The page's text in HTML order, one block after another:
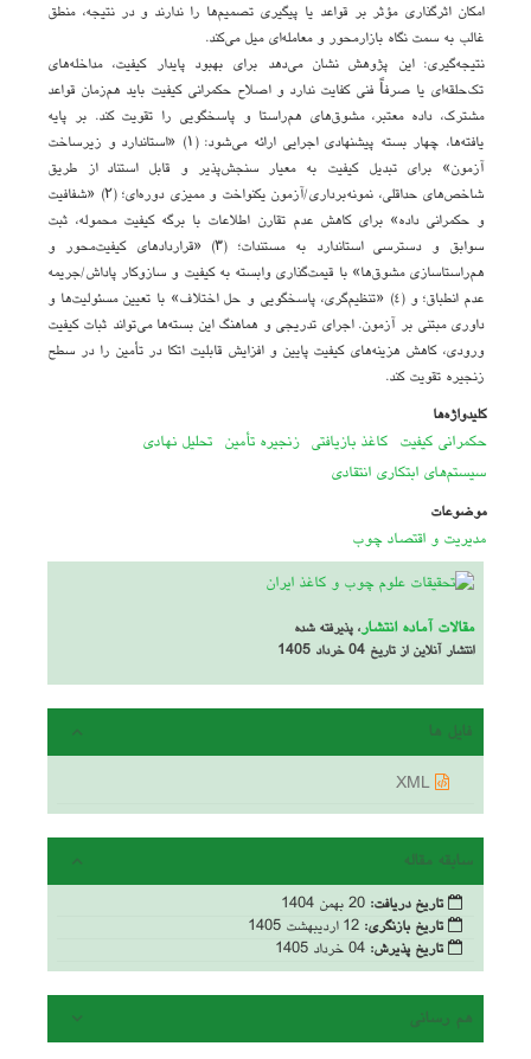
امکان اثرگذاری مؤثر بر قواعد یا پیگیری تصمیم‌ها را ندارند و در نتیجه، منطق
غالب به سمت نگاه بازارمحور و معامله‌ای میل می‌کند.
نتیجه‌گیری: این پژوهش نشان می‌دهد برای بهبود پایدار کیفیت، مداخله‌های
تک‌حلقه‌ای یا صرفاً فنی کفایت ندارد و اصلاح حکمرانی کیفیت باید هم‌زمان قواعد
مشترک، داده معتبر، مشوق‌های هم‌راستا و پاسخگویی را تقویت کند. بر پایه
یافته‌ها، چهار بسته پیشنهادی اجرایی ارائه می‌شود: (۱) «استاندارد و زیرساخت
آزمون» برای تبدیل کیفیت به معیار سنجش‌پذیر و قابل استناد از طریق
شاخص‌های حداقلی، نمونه‌برداری/آزمون یکنواخت و ممیزی دوره‌ای؛ (۲) «شفافیت
و حکمرانی داده» برای کاهش عدم تقارن اطلاعات با برگه کیفیت محموله، ثبت
سوابق و دسترسی استاندارد به مستندات؛ (۳) «قراردادهای کیفیت‌محور و
هم‌راستاسازی مشوق‌ها» با قیمت‌گذاری وابسته به کیفیت و سازوکار پاداش/جریمه
عدم انطباق؛ و (۴) «تنظیم‌گری، پاسخگویی و حل اختلاف» با تعیین مسئولیت‌ها و
داوری مبتنی بر آزمون. اجرای تدریجی و هماهنگ این بسته‌ها می‌تواند ثبات کیفیت
ورودی، کاهش هزینه‌های کیفیت پایین و افزایش قابلیت اتکا در تأمین را در سطح
زنجیره تقویت کند.
کلیدواژه‌ها
حکمرانی کیفیت کاغذ بازیافتی زنجیره تأمین تحلیل نهادی
سیستم‌های ابتکاری انتقادی
موضوعات
مدیریت و اقتصاد چوب
مقالات آماده انتشار، پذیرفته شده
انتشار آنلاین از تاریخ 04 خرداد 1405
فایل ها
سابقه مقاله
تاریخ دریافت:
تاریخ بازنگری:
تاریخ پذیرش:
هم رسانی